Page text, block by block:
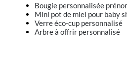
Bougie personnalisée
Mini pot de miel pour baby
Verre éco-cup personnalisé
Arbre à offrir personnalisé